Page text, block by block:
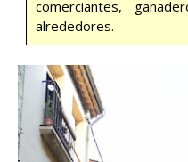
comerciantes,
alrededores.